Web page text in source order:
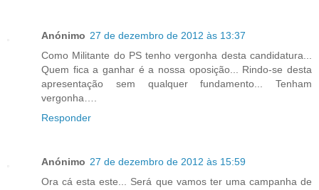
Anónimo 27 de dezembro de 2012 às 13:37
Como Militante do PS tenho vergonha desta candidatura...
Quem fica a ganhar é a nossa oposição... Rindo-se desta
apresentação sem qualquer fundamento... Tenham
vergonha….
Responder
Anónimo 27 de dezembro de 2012 às 15:59
Ora cá esta este... Será que vamos ter uma campanha de